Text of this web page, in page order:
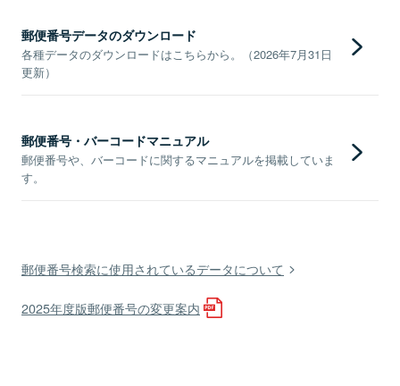
郵便番号データのダウンロード
各種データのダウンロードはこちらから。（2026年7月31日
更新）
郵便番号・バーコードマニュアル
郵便番号や、バーコードに関するマニュアルを掲載していま
す。
郵便番号検索に使用されているデータについて
2025年度版郵便番号の変更案内